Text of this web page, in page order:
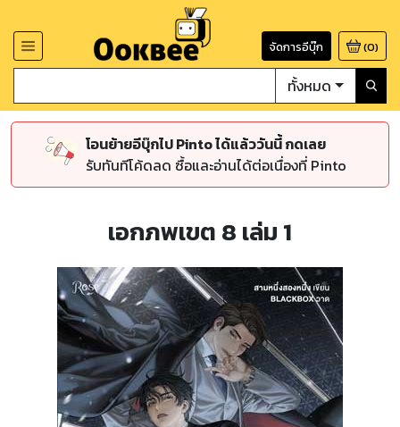
จัดการอีบุ๊ก (0)
ทั้งหมด
โอนย้ายอีบุ๊กไป Pinto ได้แล้ววันนี้ กดเลย
รับทันทีโค้ดลด ซื้อและอ่านได้ต่อเนื่องที่ Pinto
เอกภพเขต 8 เล่ม 1